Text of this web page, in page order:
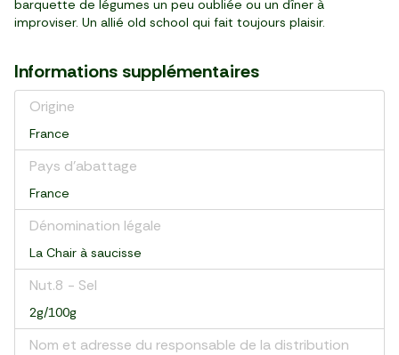
barquette de légumes un peu oubliée ou un dîner à
improviser. Un allié old school qui fait toujours plaisir.
Informations supplémentaires
Origine
France
Pays d’abattage
France
Dénomination légale
La Chair à saucisse
Nut.8 - Sel
2g/100g
Nom et adresse du responsable de la distribution